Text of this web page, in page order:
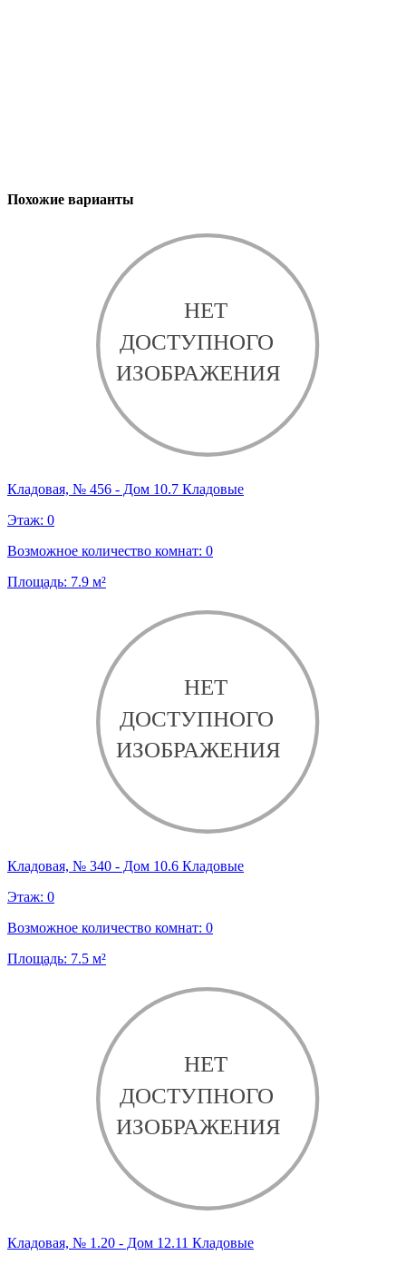
Похожие варианты
Кладовая, № 456 - Дом 10.7 Кладовые
Этаж: 0
Возможное количество комнат: 0
Площадь: 7.9 м²
Кладовая, № 340 - Дом 10.6 Кладовые
Этаж: 0
Возможное количество комнат: 0
Площадь: 7.5 м²
Кладовая, № 1.20 - Дом 12.11 Кладовые